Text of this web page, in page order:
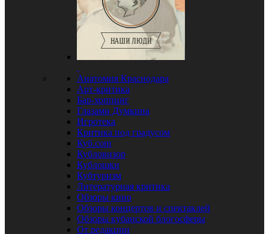
Анатомия Краснодара
Арт-критика
Бар-хоппинг
Глазами Думкина
Игротека
Критика под градусом
Куб.com
Кубловизор
Кублошки
Кубтуризм
Литературная критика
Обзоры кино
Обзоры концертов и спектаклей
Обзоры кубанской блогосферы
От редакции